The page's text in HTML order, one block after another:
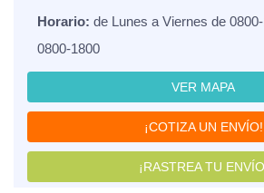
Horario: de Lunes a Viernes de
0800-1800
VER MAPA
¡COTIZA UN ENVÍO!
¡RASTREA TU